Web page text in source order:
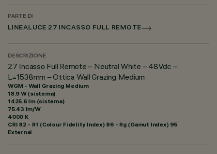
PARTE DI
LINEALUCE 27 INCASSO FULL REMOTE
DESCRIZIONE
27 Incasso Full Remote – Neutral White – 48Vdc –
L=1538mm – Ottica Wall Grazing Medium
WGM - Wall Grazing Medium
18.9 W (sistema)
1425.6 lm (sistema)
75.43 lm/W
4000 K
CRI 82 - Rf (Colour Fidelity Index) 86 - Rg (Gamut Index) 95
External